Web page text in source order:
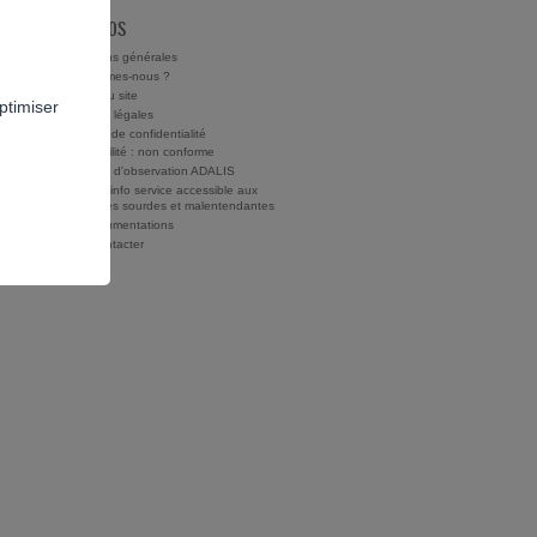
À PROPOS
Conditions générales
Qui sommes-nous ?
Charte du site
Mentions légales
Politique de confidentialité
Accessibilité : non conforme
Rapports d'observation ADALIS
Drogues info service accessible aux
personnes sourdes et malentendantes
Nos documentations
Nous contacter